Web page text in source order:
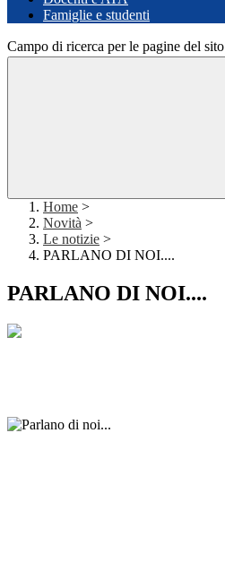
Famiglie e studenti
Campo di ricerca per le pagine del sito
Home >
Novità >
Le notizie >
PARLANO DI NOI....
PARLANO DI NOI....